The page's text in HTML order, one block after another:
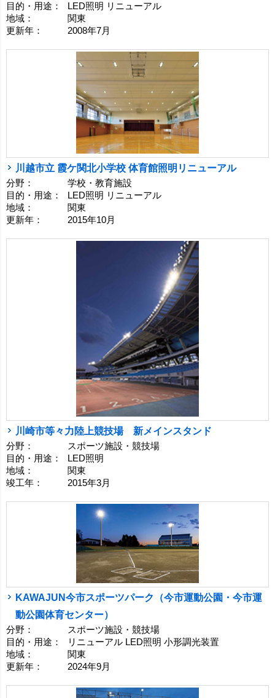
目的・用途：
LED照明 リニューアル
地域：
関東
更新年：
2008年7月
川越市立 霞ケ関北小学校 体育館照明リニューアル
分野：
学校・教育施設
目的・用途：
LED照明 リニューアル
地域：
関東
更新年：
2015年10月
川崎市等々力陸上競技場 新メインスタンド
分野：
スポーツ施設・競技場
目的・用途：
LED照明
地域：
関東
竣工年：
2015年3月
KAWAJUN今市スポーツパーク（今市運動公園・今市運
動公園体育センター）
分野：
スポーツ施設・競技場
目的・用途：
リニューアル LED照明 小形調光装置
地域：
関東
更新年：
2024年9月